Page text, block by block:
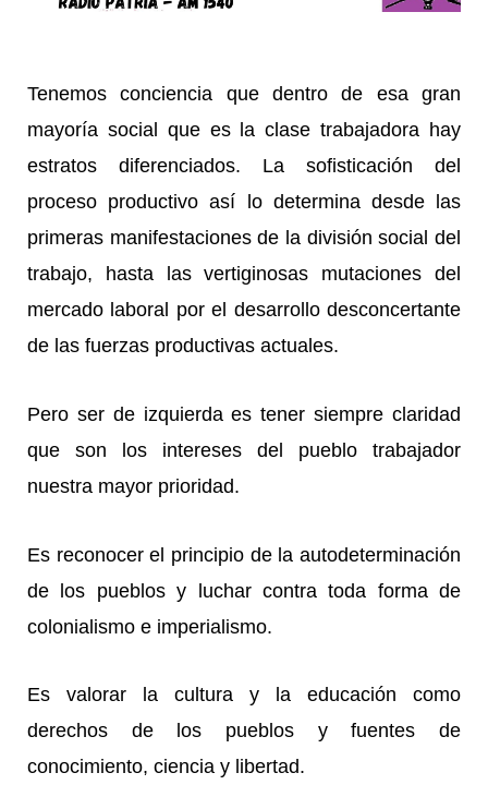
Tenemos conciencia que dentro de esa gran
mayoría social que es la clase trabajadora hay
estratos diferenciados. La sofisticación del
proceso productivo así lo determina desde las
primeras manifestaciones de la división social del
trabajo, hasta las vertiginosas mutaciones del
mercado laboral por el desarrollo desconcertante
de las fuerzas productivas actuales.
Pero ser de izquierda es tener siempre claridad
que son los intereses del pueblo trabajador
nuestra mayor prioridad.
Es reconocer el principio de la autodeterminación
de los pueblos y luchar contra toda forma de
colonialismo e imperialismo.
Es valorar la cultura y la educación como
derechos de los pueblos y fuentes de
conocimiento, ciencia y libertad.